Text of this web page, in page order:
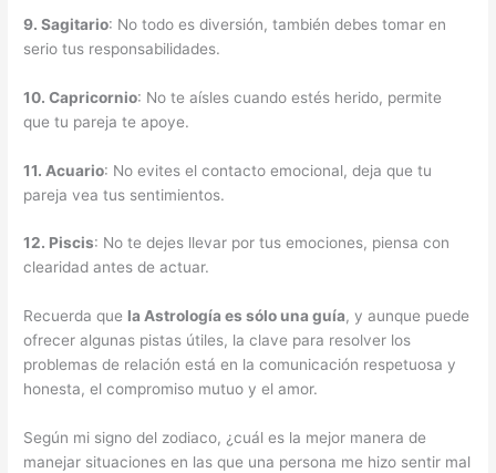
9.Sagitario: No todo es diversión, también debes tomar en
serio tus responsabilidades.
10.Capricornio: No te aísles cuando estés herido, permite
que tu pareja te apoye.
11. Acuario: No evites el contacto emocional, deja que tu
pareja vea tus sentimientos.
12. Piscis: No te dejes llevar por tus emociones, piensa con
clearidad antes de actuar.
Recuerda que la Astrología es sólo una guía, y aunque puede
ofrecer algunas pistas útiles, la clave para resolver los
problemas de relación está en la comunicación respetuosa y
honesta, el compromiso mutuo y el amor.
Según mi signo del zodiaco, ¿cuál es la mejor manera de
manejar situaciones en las que una persona me hizo sentir mal